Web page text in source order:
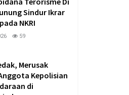
Sindur Ikrar
NKRI
59
Merusak
Kepolisian
di